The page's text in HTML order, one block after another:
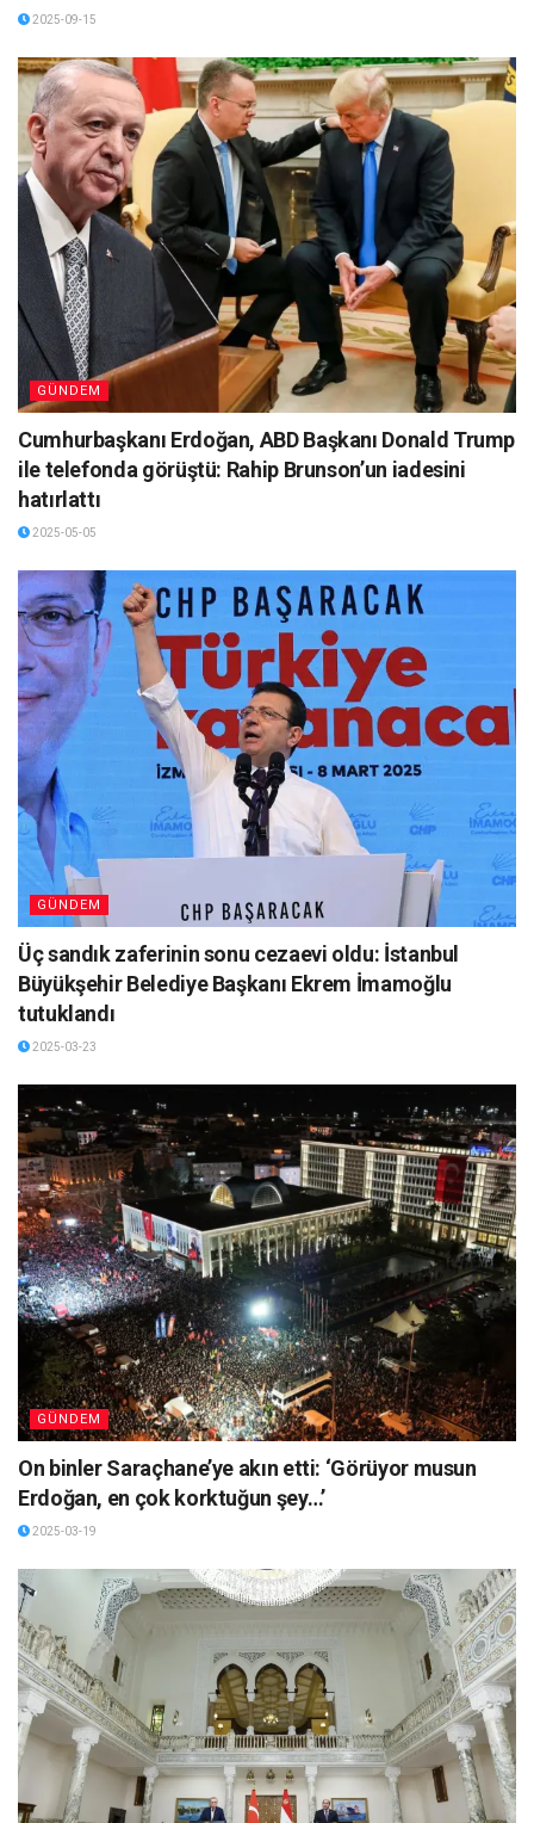
2025-09-15
GÜNDEM
Cumhurbaşkanı Erdoğan, ABD Başkanı Donald Trump
ile telefonda görüştü: Rahip Brunson’un iadesini
hatırlattı
2025-05-05
GÜNDEM
Üç sandık zaferinin sonu cezaevi oldu: İstanbul
Büyükşehir Belediye Başkanı Ekrem İmamoğlu
tutuklandı
2025-03-23
GÜNDEM
On binler Saraçhane’ye akın etti: ‘Görüyor musun
Erdoğan, en çok korktuğun şey…’
2025-03-19